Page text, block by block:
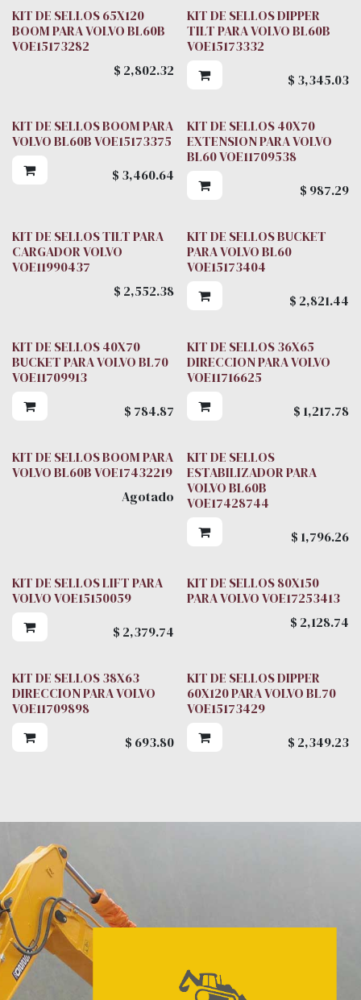
KIT DE SELLOS 65X120
BOOM PARA VOLVO BL60B
VOE15173282
$ 2,802.32
KIT DE SELLOS DIPPER
TILT PARA VOLVO BL60B
VOE15173332
$ 3,345.03
KIT DE SELLOS BOOM PARA
VOLVO BL60B VOE15173375
$ 3,460.64
KIT DE SELLOS 40X70
EXTENSION PARA VOLVO
BL60 VOE11709538
$ 987.29
KIT DE SELLOS TILT PARA
CARGADOR VOLVO
VOE11990437
$ 2,552.38
KIT DE SELLOS BUCKET
PARA VOLVO BL60
VOE15173404
$ 2,821.44
KIT DE SELLOS 40X70
BUCKET PARA VOLVO BL70
VOE11709913
$ 784.87
KIT DE SELLOS 36X65
DIRECCION PARA VOLVO
VOE11716625
$ 1,217.78
KIT DE SELLOS BOOM PARA
VOLVO BL60B VOE17432219
Agotado
KIT DE SELLOS
ESTABILIZADOR PARA
VOLVO BL60B
VOE17428744
$ 1,796.26
KIT DE SELLOS LIFT PARA
VOLVO VOE15150059
$ 2,379.74
KIT DE SELLOS 80X150
PARA VOLVO VOE17253413
$ 2,128.74
KIT DE SELLOS 38X63
DIRECCION PARA VOLVO
VOE11709898
$ 693.80
KIT DE SELLOS DIPPER
60X120 PARA VOLVO BL70
VOE15173429
$ 2,349.23